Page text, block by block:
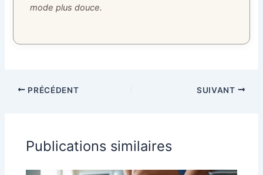
mode plus douce.
PRÉCÉDENT SUIVANT
Publications similaires